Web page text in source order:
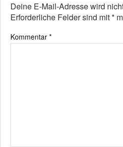
Deine E-Mail-Adresse wird
Erforderliche Felder sind mit*
Kommentar *